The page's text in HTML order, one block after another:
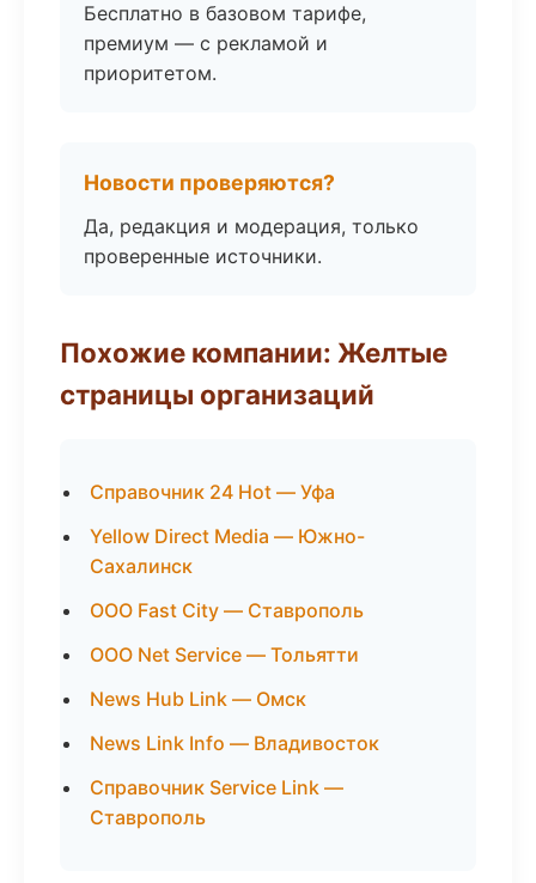
Бесплатно в базовом тарифе,
премиум — с рекламой и
приоритетом.
Новости проверяются?
Да, редакция и модерация, только
проверенные источники.
Похожие компании: Желтые
страницы организаций
Справочник 24 Hot — Уфа
Yellow Direct Media — Южно-
Сахалинск
ООО Fast City — Ставрополь
ООО Net Service — Тольятти
News Hub Link — Омск
News Link Info — Владивосток
Справочник Service Link —
Ставрополь